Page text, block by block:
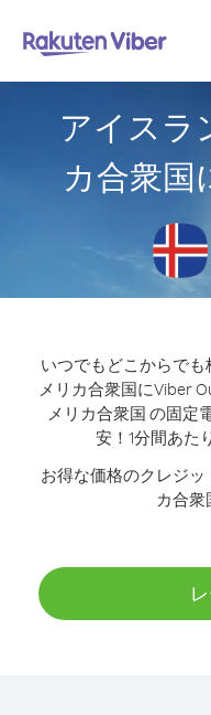
アイスラ
カ合衆国
いつでもどこからで
メリカ合衆国にViber
メリカ合衆国 の固定
安！1分間あた
お得な価格のクレジ
カ合衆